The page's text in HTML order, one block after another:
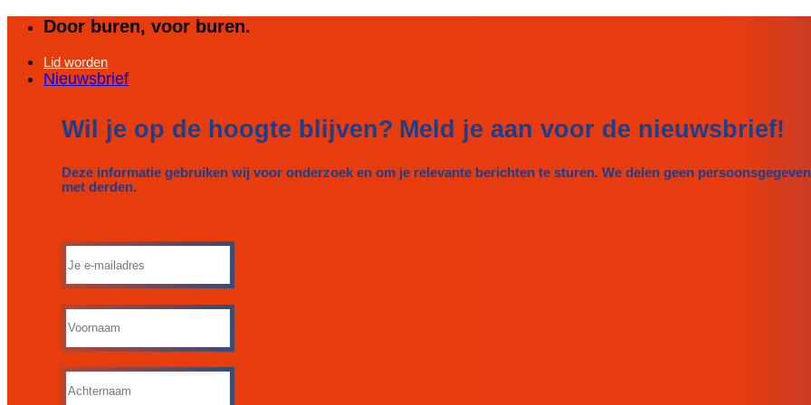
inhoud
Door buren, voor buren.
Lid worden
Nieuwsbrief
Wil je op de hoogte blijven? Meld je aan voor de nieuwsbrief!
Deze informatie gebruiken wij voor onderzoek en om je relevante berichten te sturen. We delen geen
met derden.